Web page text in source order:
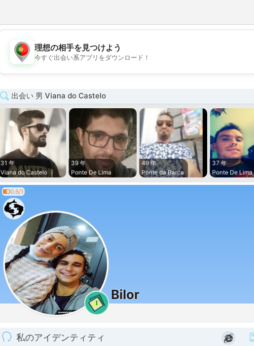
💖
💕
理想の相手を見つけよう
今すぐ出会い系アプリをダウンロード！
出会い 男 Viana do Castelo
31 年
Viana do Castelo
39 年
Ponte De Lima
49 年
Ponte da Barca
37 年
Ponte De Lima
0.6/1
1
Bilor
私のアイデンティティ